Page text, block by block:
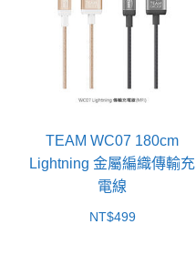
TEAM WC07 180cm
Lightning 金屬編織傳輸充
電線
NT$499